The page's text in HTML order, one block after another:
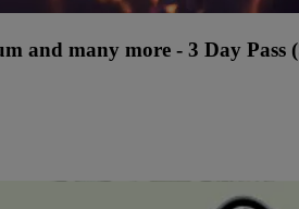
and many more - 3 Day Pass